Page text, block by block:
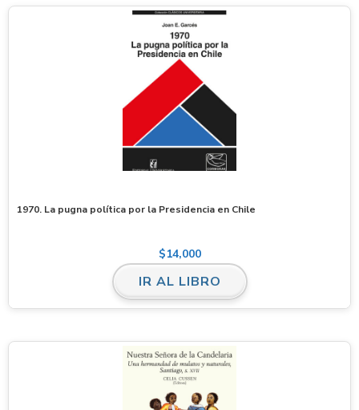
1970. La pugna política por la Presidencia en Chile
$14,000
IR AL LIBRO